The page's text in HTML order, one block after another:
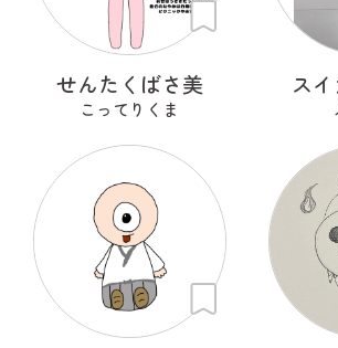
せんたくばさ美
こってりくま
ス